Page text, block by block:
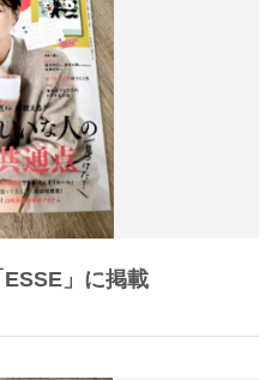
」に掲載